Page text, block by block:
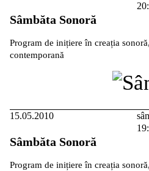
Sâmbăta Sonoră
Program de inițiere în creația
contemporană
15.05.2010
Sâmbăta Sonoră
Program de inițiere în creația